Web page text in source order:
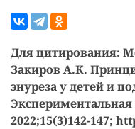
Для цитирования:
Закиров А.К.
энуреза у детей и
2022;15(3)142-147;